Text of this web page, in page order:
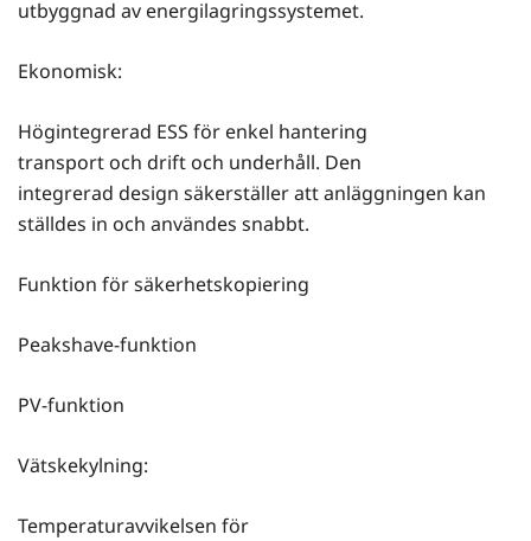
utbyggnad av energilagringssystemet.
Ekonomisk:
Högintegrerad ESS för enkel hantering
transport och drift och underhåll. Den
integrerad design säkerställer att anläggningen kan
ställdes in och användes snabbt.
Funktion för säkerhetskopiering
Peakshave-funktion
PV-funktion
Vätskekylning:
Temperaturavvikelsen för